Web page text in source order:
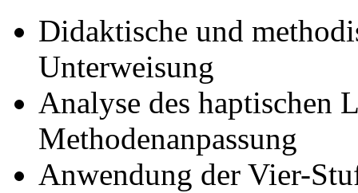
Didaktische und
Unterweisung
Analyse des haptischen
Methodenanpassung
Anwendung der Vier-